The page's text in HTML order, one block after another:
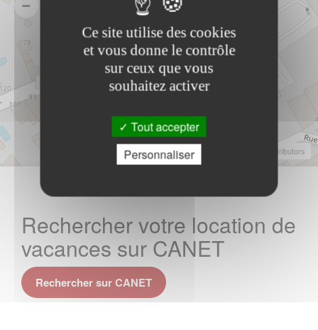
Leaflet| Contributors
Rechercher votre location de
vacances sur CANET
Rechercher sur CANET
Ce site utilise des cookies
et vous donne le contrôle
sur ceux que vous
souhaitez activer
Tout accepter
Personnaliser